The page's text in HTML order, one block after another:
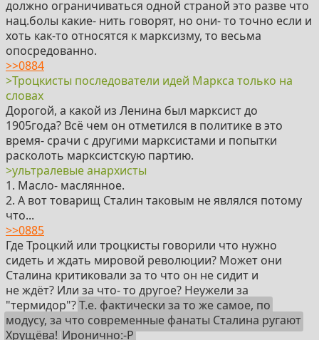
должно ограничиваться одной страной это разве что
нац.болы какие- нить говорят, но они- то точно если и
хоть как-то относятся к марксизму, то весьма
опосредованно.
>>0884
>Троцкисты последователи идей Маркса только на
словах
Дорогой, а какой из Ленина был марксист до
1905года? Всë чем он отметился в политике в это
время- срачи с другими марксистами и попытки
расколоть марксистскую партию.
>ультралевые анархисты
1. Масло- маслянное.
2. А вот товарищ Сталин таковым не являлся потому
что...
>>0885
Где Троцкий или троцкисты говорили что нужно
сидеть и ждать мировой революции? Может они
Сталина критиковали за то что он не сидит и
не ждëт? Или за что- то другое? Неужели за
"термидор"?Т.е. фактически за то же самое, по
модусу, за что современные фанаты Сталина ругают
Хрущёва! Иронично:-P